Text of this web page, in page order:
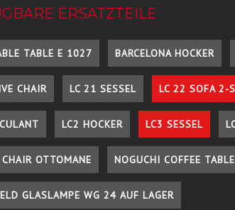
ERSATZTEILE
TABLE E 1027 BARCELONA HOCKER
CHAIR LC 21 SESSEL LC 22 SOFA 2-
LC2 HOCKER LC3 SESSEL
CHAIR OTTOMANE NOGUCHI COFFEE TABLE
GLASLAMPE WG 24 AUF LAGER